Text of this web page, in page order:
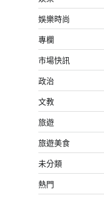
娛樂時尚
專欄
市場快訊
政治
文教
旅遊
旅遊美食
未分類
熱門